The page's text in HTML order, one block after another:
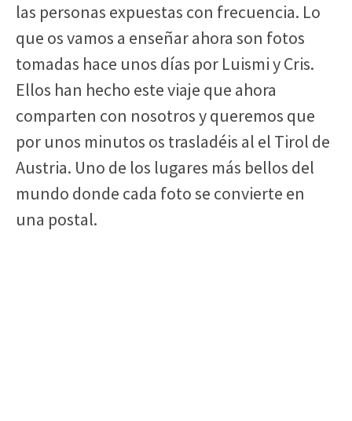
las personas expuestas con frecuencia. Lo
que os vamos a enseñar ahora son fotos
tomadas hace unos días por Luismi y Cris.
Ellos han hecho este viaje que ahora
comparten con nosotros y queremos que
por unos minutos os trasladéis al el Tirol de
Austria. Uno de los lugares más bellos del
mundo donde cada foto se convierte en
una postal.